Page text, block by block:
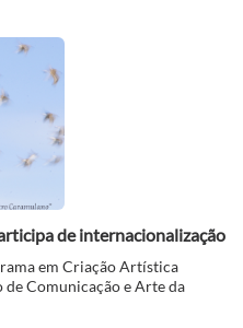
de internacionalização
em Criação Artística
Comunicação e Arte da